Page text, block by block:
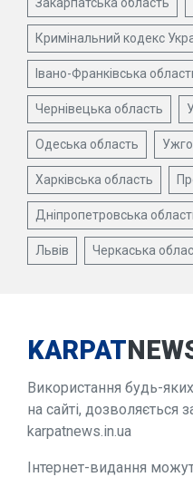
Кримінальний кодекс
Івано-Франківська
Чернівецька область
Одеська область
Харківська область
Дніпропетровська
Львів Черкаська
KARPAT
Використання будь-
на сайті, дозволяється
karpatnews.in.ua
Інтернет-видання